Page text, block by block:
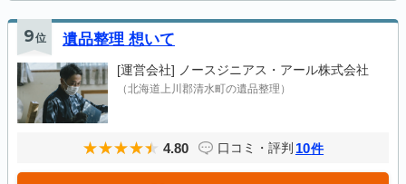
9位 遺品整理 想いて
[運営会社] ノースジニアス・アール株式会社
（北海道上川郡清水町の遺品整理）
4.80 口コミ・評判 10件